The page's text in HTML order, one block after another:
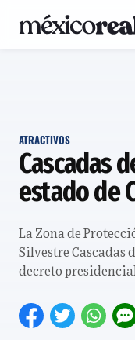
ATRACTIVOS
Cascadas
estado de
La Zona de
Silvestre Cascadas
decreto